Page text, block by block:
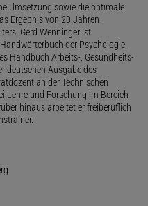
Umsetzung sowie die optimale
Ergebnis von 20 Jahren
Gerd Wenninger ist
der Psychologie,
Handbuch Arbeits-, Gesundheits-
deutschen Ausgabe des
an der Technischen
Lehre und Forschung im Bereich
hinaus arbeitet er freiberuflich